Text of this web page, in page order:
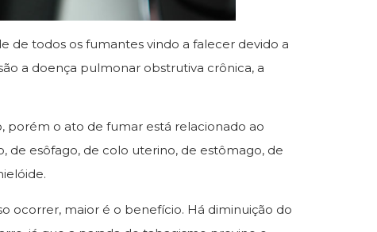
de todos os fumantes vindo a falecer devido a
a doença pulmonar obstrutiva crônica, a
porém o ato de fumar está relacionado ao
de esôfago, de colo uterino, de estômago, de
ocorrer, maior é o benefício. Há diminuição do